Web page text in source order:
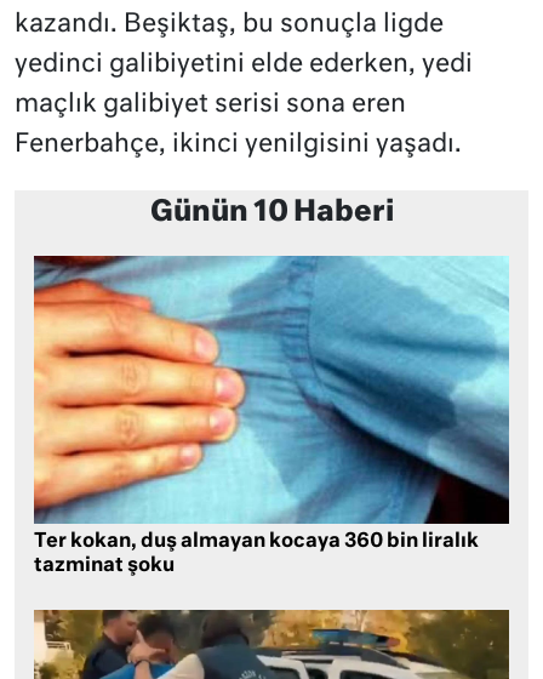
kazandı. Beşiktaş, bu sonuçla ligde
yedinci galibiyetini elde ederken, yedi
maçlık galibiyet serisi sona eren
Fenerbahçe, ikinci yenilgisini yaşadı.
Günün 10 Haberi
Ter kokan, duş almayan kocaya 360 bin liralık
tazminat şoku